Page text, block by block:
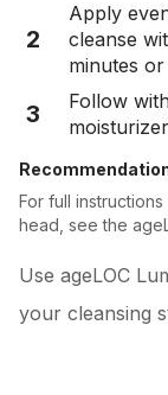
2
Apply
cleanse
minutes
3
Follow
For full
head, see the
Use ageLOC
your cleansing